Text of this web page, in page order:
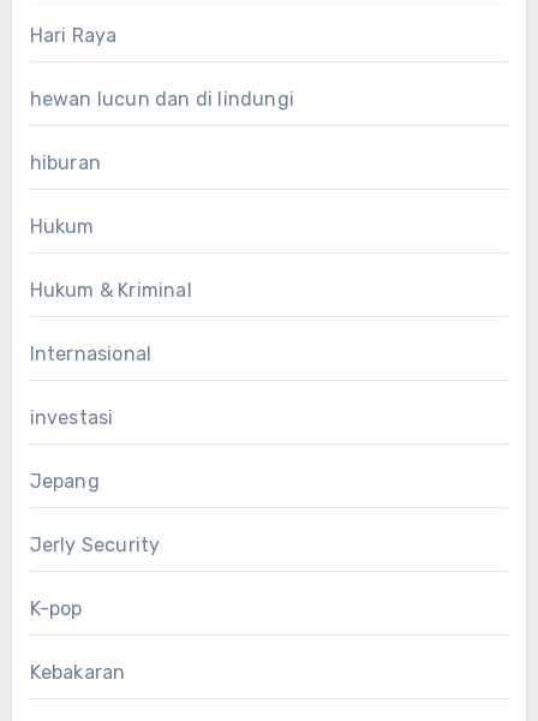
Hari Raya
hewan lucun dan di lindungi
hiburan
Hukum
Hukum & Kriminal
Internasional
investasi
Jepang
Jerly Security
K-pop
Kebakaran